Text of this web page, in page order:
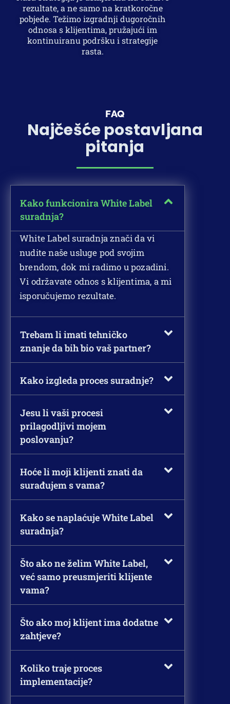
rezultate, a ne samo na kratkoročne
pobjede. Težimo izgradnji dugoročnih
odnosa s klijentima, pružajući im
kontinuiranu podršku i strategije
rasta.
FAQ
Najčešće postavljana
pitanja
Kako funkcionira White Label
suradnja?
White Label suradnja znači da vi
nudite naše usluge pod svojim
brendom, dok mi radimo u pozadini.
Vi održavate odnos s klijentima, a mi
isporučujemo rezultate.
Trebam li imati tehničko
znanje da bih bio vaš partner?
Kako izgleda proces suradnje?
Jesu li vaši procesi
prilagodljivi mojem
poslovanju?
Hoće li moji klijenti znati da
surađujem s vama?
Kako se naplaćuje White Label
suradnja?
Što ako ne želim White Label,
već samo preusmjeriti klijente
vama?
Što ako moj klijent ima dodatne
zahtjeve?
Koliko traje proces
implementacije?